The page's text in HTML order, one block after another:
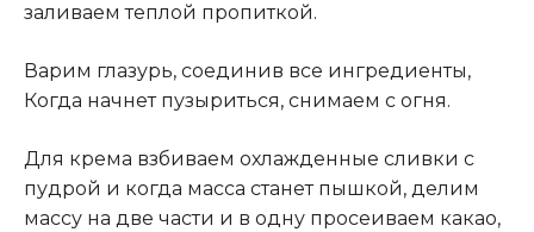
заливаем теплой пропиткой.
Варим глазурь, соединив все ингредиенты,
Когда начнет пузыриться, снимаем с огня.
Для крема взбиваем охлажденные сливки с
пудрой и когда масса станет пышкой, делим
массу на две части и в одну просеиваем какао,